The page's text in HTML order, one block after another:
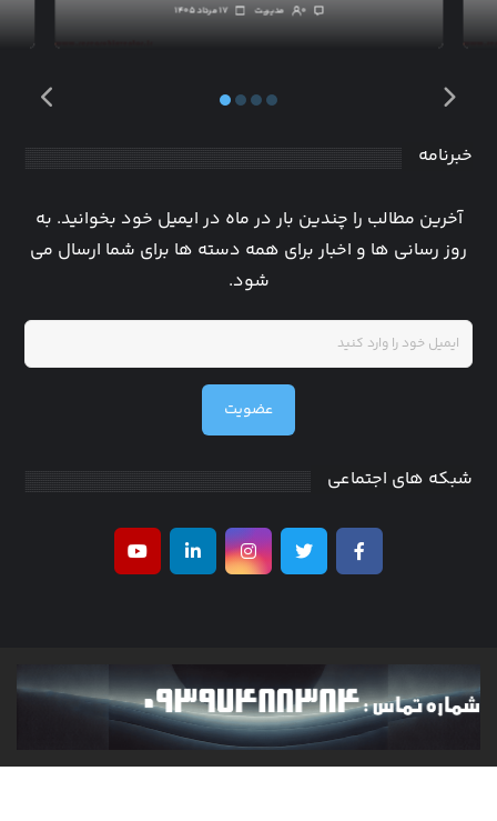
۱۷ مرداد ۱۴۰۵ مدیریت ۰
خبرنامه
آخرین مطالب را چندین بار در ماه در ایمیل خود بخوانید. به
روز رسانی ها و اخبار برای همه دسته ها برای شما ارسال می
شود.
عضویت
شبکه های اجتماعی
کلیه حقوق متعلق به researchinventor می باشد